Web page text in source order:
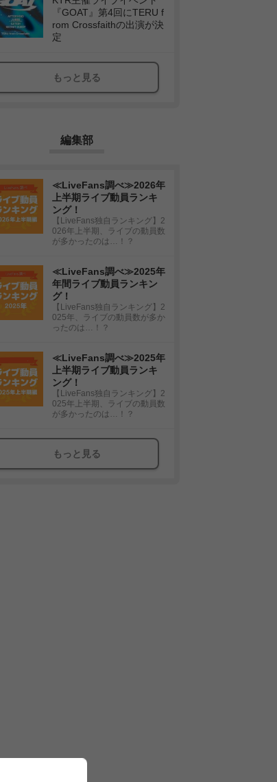
『GOAT』第4回にTERU f
rom Crossfaithの出演が決
定
もっと見る
編集部
≪LiveFans調べ≫2026年
上半期ライブ動員ランキ
ング！
【LiveFans独自ランキング】2
026年上半期、ライブの動員数
が多かったのは…！？
≪LiveFans調べ≫2025年
年間ライブ動員ランキン
グ！
【LiveFans独自ランキング】2
025年、ライブの動員数が多か
ったのは…！？
≪LiveFans調べ≫2025年
上半期ライブ動員ランキ
ング！
【LiveFans独自ランキング】2
025年上半期、ライブの動員数
が多かったのは…！？
もっと見る